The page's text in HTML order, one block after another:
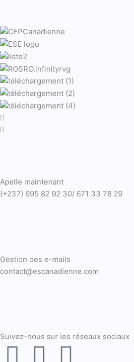
Apelle maintenant
(+237) 695 82 92 30/ 671 33 78 29
Gestion des e-mails
contact@escanadienne.com
Suivez-nous sur les réseaux sociaux
F T Y